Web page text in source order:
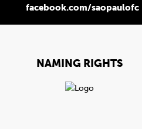
facebook.com/saopaulofc
NAMING RIGHTS